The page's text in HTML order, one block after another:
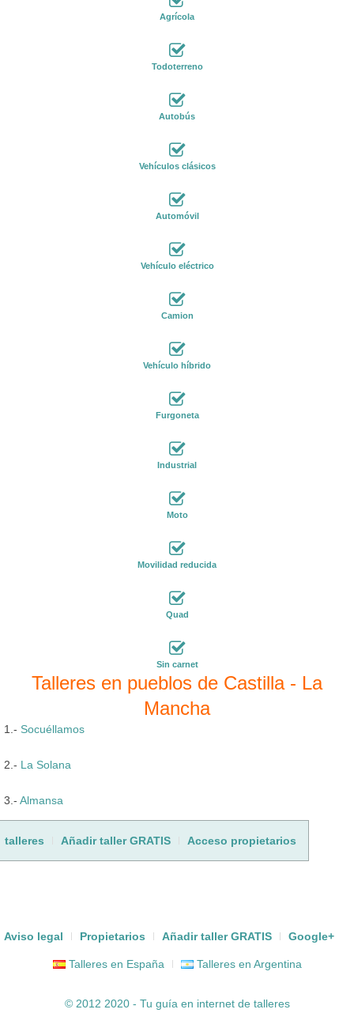
Agrícola
Todoterreno
Autobús
Vehículos clásicos
Automóvil
Vehículo eléctrico
Camion
Vehículo híbrido
Furgoneta
Industrial
Moto
Movilidad reducida
Quad
Sin carnet
Talleres en pueblos de Castilla - La
Mancha
1.- Socuéllamos
2.- La Solana
3.- Almansa
talleres Añadir taller GRATIS Acceso propietarios
Aviso legal Propietarios Añadir taller GRATIS Google+
Talleres en España Talleres en Argentina
© 2012 2020 - Tu guía en internet de talleres